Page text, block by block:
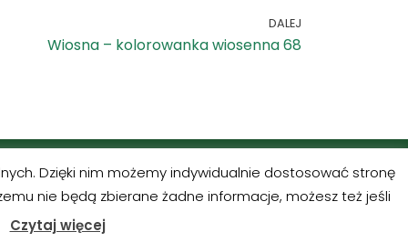
DALEJ
Wiosna – kolorowanka wiosenna 68
Dzięki nim możemy indywidualnie dostosować stronę
nie będą zbierane żadne informacje, możesz też jeśli
Czytaj więcej